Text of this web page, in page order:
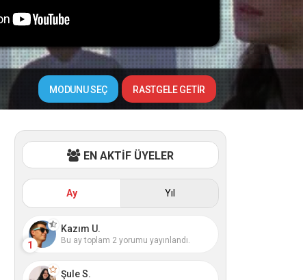
MODUNU SEÇ
EN AKTİF ÜYELER
Ay Yıl
1
Kazım U.
Bu ay toplam 2 yorumu yayınlandı.
Şule S.